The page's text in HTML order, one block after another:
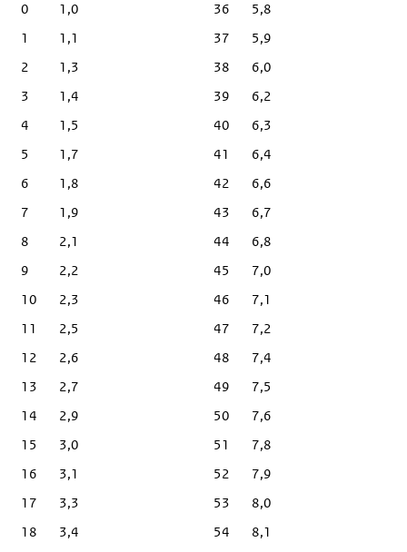
0
1,0
1
1,1
2
1,3
3
1,4
4
1,5
5
1,7
6
1,8
7
1,9
8
2,1
9
2,2
10
2,3
11
2,5
12
2,6
13
2,7
14
2,9
15
3,0
16
3,1
17
3,3
18
3,4
36
5,8
37
5,9
38
6,0
39
6,2
40
6,3
41
6,4
42
6,6
43
6,7
44
6,8
45
7,0
46
7,1
47
7,2
48
7,4
49
7,5
50
7,6
51
7,8
52
7,9
53
8,0
54
8,1